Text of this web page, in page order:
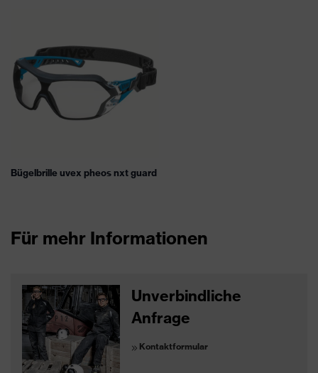
Bügelbrille uvex pheos nxt guard
Für mehr Informationen
Unverbindliche
Anfrage
Kontaktformular